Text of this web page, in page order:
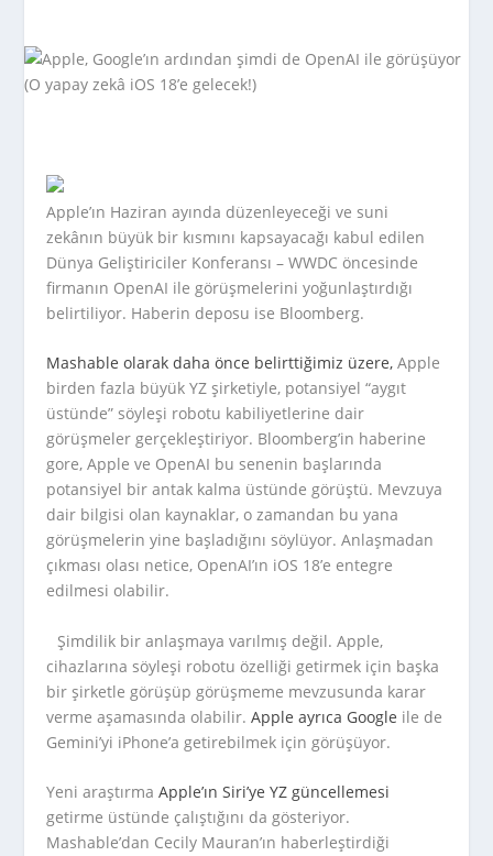
Apple’ın Haziran ayında düzenleyeceği ve suni
zekânın büyük bir kısmını kapsayacağı kabul edilen
Dünya Geliştiriciler Konferansı – WWDC öncesinde
firmanın OpenAI ile görüşmelerini yoğunlaştırdığı
belirtiliyor. Haberin deposu ise Bloomberg.
Mashable olarak daha önce belirttiğimiz üzere, Apple
birden fazla büyük YZ şirketiyle, potansiyel “aygıt
üstünde” söyleşi robotu kabiliyetlerine dair
görüşmeler gerçekleştiriyor. Bloomberg’in haberine
gore, Apple ve OpenAI bu senenin başlarında
potansiyel bir antak kalma üstünde görüştü. Mevzuya
dair bilgisi olan kaynaklar, o zamandan bu yana
görüşmelerin yine başladığını söylüyor. Anlaşmadan
çıkması olası netice, OpenAI’ın iOS 18’e entegre
edilmesi olabilir.
Şimdilik bir anlaşmaya varılmış değil. Apple,
cihazlarına söyleşi robotu özelliği getirmek için başka
bir şirketle görüşüp görüşmeme mevzusunda karar
verme aşamasında olabilir.Apple ayrıca Google ile de
Gemini’yi iPhone’a getirebilmek için görüşüyor.
Yeni araştırmaApple’ın Siri’ye YZ güncellemesi
getirme üstünde çalıştığını da gösteriyor.
Mashable’dan Cecily Mauran’ın haberleştirdiği